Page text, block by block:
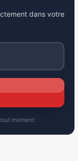
dans votre
moment.